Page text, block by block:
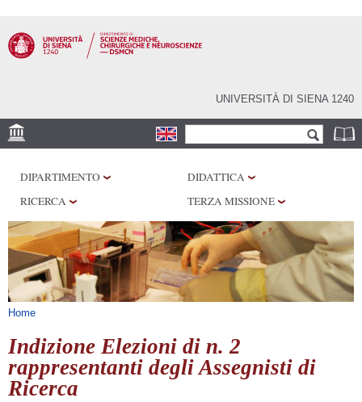
contenuto
principale
UNIVERSITÀ DI SIENA 1240
Form di ricerca
CENTRI DI RICERCA
LABORATORI
BIBLIOTECHE
SERVIZI
DIPARTIMENTO
DIDATTICA
RICERCA
TERZA MISSIONE
Tu sei qui
Home
Indizione Elezioni di n. 2
rappresentanti degli Assegnisti di
Ricerca